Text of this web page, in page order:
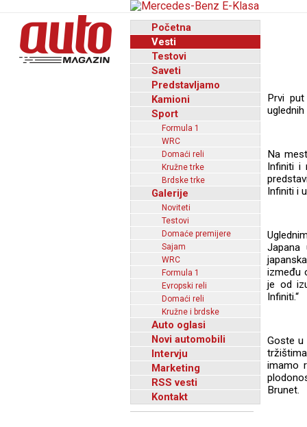
Početna
Vesti
Testovi
Saveti
Predstavljamo
Kamioni
Sport
Formula 1
WRC
Domaći reli
Kružne trke
Brdske trke
Galerije
Noviteti
Testovi
Domaće premijere
Sajam
WRC
Formula 1
Evropski reli
Domaći reli
Kružne i brdske
Auto oglasi
Novi automobili
Intervju
Marketing
RSS vesti
Kontakt
Prvi
Na
Infiniti i
Infiniti i
Japana
između
je od
Infiniti.“
Goste u
imamo
Brunet.